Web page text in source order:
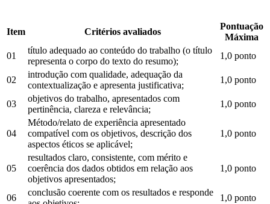
Item Critérios avaliados
Pontuação
Máxima
01
título adequado ao conteúdo do trabalho (o título
representa o corpo do texto do resumo);
1,0 ponto
02
introdução com qualidade, adequação da
contextualização e apresenta justificativa;
1,0 ponto
03
objetivos do trabalho, apresentados com
pertinência, clareza e relevância;
1,0 ponto
04
Método/relato de experiência apresentado
compatível com os objetivos, descrição dos
aspectos éticos se aplicável;
1,0 ponto
05
resultados claro, consistente, com mérito e
coerência dos dados obtidos em relação aos
objetivos apresentados;
1,0 ponto
06
conclusão coerente com os resultados e responde
1,0 ponto